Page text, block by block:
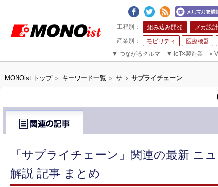
組み込み開発 メカ設計
モビリティ
医療機器
▼ つながるクルマ ▼ IoT×製造業 »
MONOist トップ > キーワード一覧 > サ > サプライチェーン
「サプライチェーン」関連の最新 ニ
解説 記事 まとめ